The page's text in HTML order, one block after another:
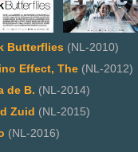
Butterflies (NL-2010)
Effect, The (NL-2012)
de B. (NL-2014)
Zuid (NL-2015)
(NL-2016)